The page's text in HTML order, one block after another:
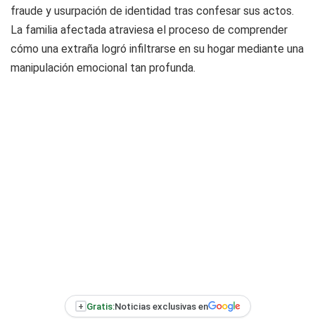
fraude y usurpación de identidad tras confesar sus actos.
La familia afectada atraviesa el proceso de comprender
cómo una extraña logró infiltrarse en su hogar mediante una
manipulación emocional tan profunda.
+ Gratis:Noticias exclusivas en